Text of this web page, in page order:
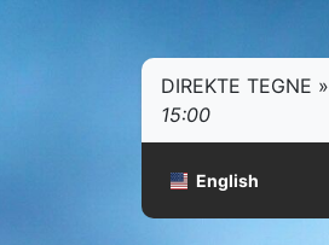
DIREKTE TEGNE »
15:00
English